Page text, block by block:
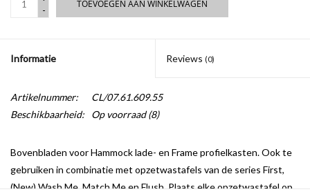
-
TOEVOEGEN AAN WINKELWAGEN
Informatie Reviews (0)
Artikelnummer:
CL/07.61.609.55
Beschikbaarheid:
Op voorraad(8)
Bovenbladen voor Hammock lade- en Frame profielkasten. Ook te
gebruiken in combinatie met opzetwastafels van de series First,
(New) Wash Me, Match Me en Flush. Plaats elke opzetwastafel op